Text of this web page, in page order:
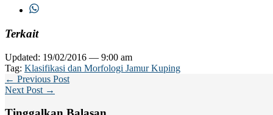
Terkait
Updated: 19/02/2016 — 9:00 am
Tag: Klasifikasi dan Morfologi Jamur Kuping
← Previous Post
Next Post →